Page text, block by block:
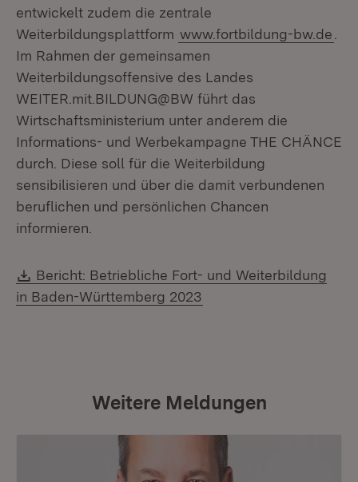
entwickelt zudem die zentrale
Weiterbildungsplattform www.fortbildung-bw.de
Im Rahmen der gemeinsamen
Weiterbildungsoffensive des Landes
WEITER.mit.BILDUNG@BW führt das
Wirtschaftsministerium unter anderem die
Informations- und Werbekampagne THE CHÄNCE
durch. Diese soll für die Weiterbildung
sensibilisieren und über die damit verbundenen
beruflichen und persönlichen Chancen
informieren.
Download:
Bericht: Betriebliche Fort- und Weiterbildung
in Baden-Württemberg 2023
Weitere Meldungen